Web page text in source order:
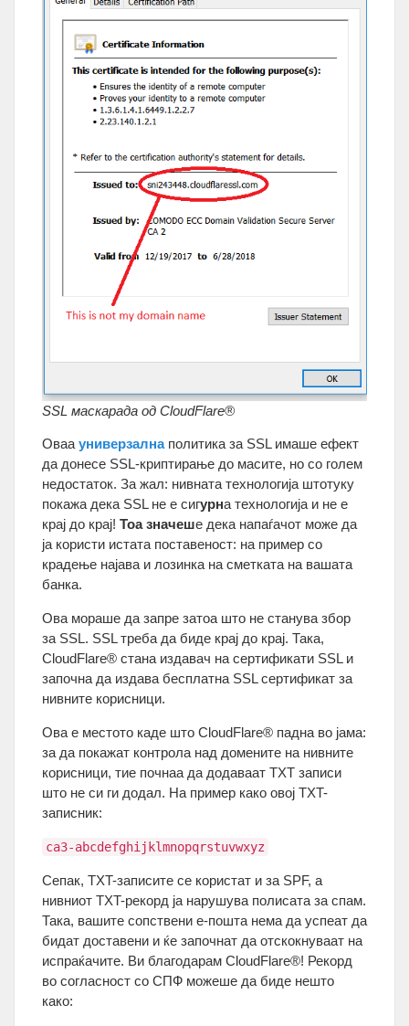
SSL маскарада од CloudFlare®
Оваа универзална политика за SSL имаше ефект
да донесе SSL-криптирање до масите, но со голем
недостаток. За жал: нивната технологија штотуку
покажа дека SSL не е сигурна технологија и не е
крај до крај! Тоа значеше дека напаѓачот може да
ја користи истата поставеност: на пример со
крадење најава и лозинка на сметката на вашата
банка.
Ова мораше да запре затоа што не станува збор
за SSL. SSL треба да биде крај до крај. Така,
CloudFlare® стана издавач на сертификати SSL и
започна да издава бесплатна SSL сертификат за
нивните корисници.
Ова е местото каде што CloudFlare® падна во јама:
за да покажат контрола над домените на нивните
корисници, тие почнаа да додаваат TXT записи
што не си ги додал. На пример како овој TXT-
записник:
ca3-abcdefghijklmnopqrstuvwxyz
Сепак, TXT-записите се користат и за SPF, а
нивниот TXT-рекорд ја нарушува полисата за спам.
Така, вашите сопствени е-пошта нема да успеат да
бидат доставени и ќе започнат да отскокнуваат на
испраќачите. Ви благодарам CloudFlare®! Рекорд
во согласност со СПФ можеше да биде нешто
како: